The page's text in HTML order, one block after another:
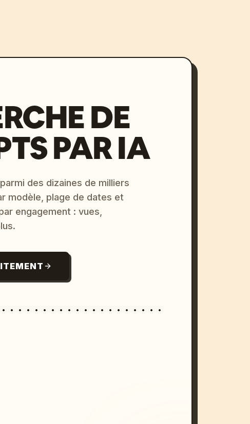
DE
PAR IA
des dizaines de milliers
modèle, plage de dates et
engagement : vues,